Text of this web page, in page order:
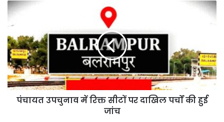
पंचायत
उपचुनाव
में
रिक्त
सीटों
पर
दाखिल
पर्चों
की
पंचायत उपचुनाव में रिक्त सीटों पर दाखिल पर्चों की हुई
जांच